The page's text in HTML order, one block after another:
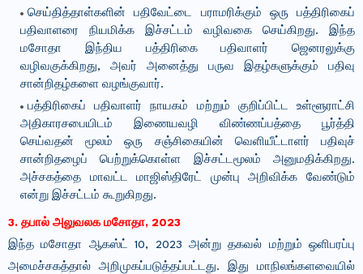
செய்தித்தாள்களின் பதிவேட்டை பராமரிக்கும் ஒரு பத்திரிகைப்
பதிவாளரை நியமிக்க இச்சட்டம் வழிவகை செய்கிறது. இந்த
மசோதா இந்திய பத்திரிகை பதிவாளர் ஜெனரலுக்கு
வழிவகுக்கிறது, அவர் அனைத்து பருவ இதழ்களுக்கும் பதிவு
சான்றிதழ்களை வழங்குவார்.
பத்திரிகைப் பதிவாளர் நாயகம் மற்றும் குறிப்பிட்ட உள்ளூராட்சி
அதிகாரசபையிடம் இணையவழி விண்ணப்பத்தை பூர்த்தி
செய்வதன் மூலம் ஒரு சஞ்சிகையின் வெளியீட்டாளர் பதிவுச்
சான்றிதழைப் பெற்றுக்கொள்ள இச்சட்டமூலம் அனுமதிக்கிறது.
அச்சகத்தை மாவட்ட மாஜிஸ்திரேட் முன்பு அறிவிக்க வேண்டும்
என்று இச்சட்டம் கூறுகிறது.
3. தபால் அலுவலக மசோதா, 2023
இந்த மசோதா ஆகஸ்ட் 10, 2023 அன்று தகவல் மற்றும் ஒளிபரப்பு
அமைச்சகத்தால் அறிமுகப்படுத்தப்பட்டது. இது மாநிலங்களவையில்